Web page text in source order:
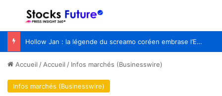
Menu
Hollow Jan : la légende du screamo coréen embrase l’Europe pour la première fois
Accueil /Accueil / Infos marchés (Businesswire)
Infos marchés (Businesswire)